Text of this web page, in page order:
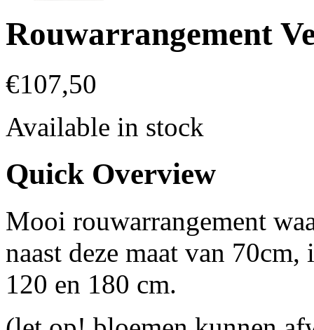
Rouwarrangement
€107,50
Available in stock
Quick Overview
Mooi rouwarrangement
naast deze maat van
120 en 180 cm.